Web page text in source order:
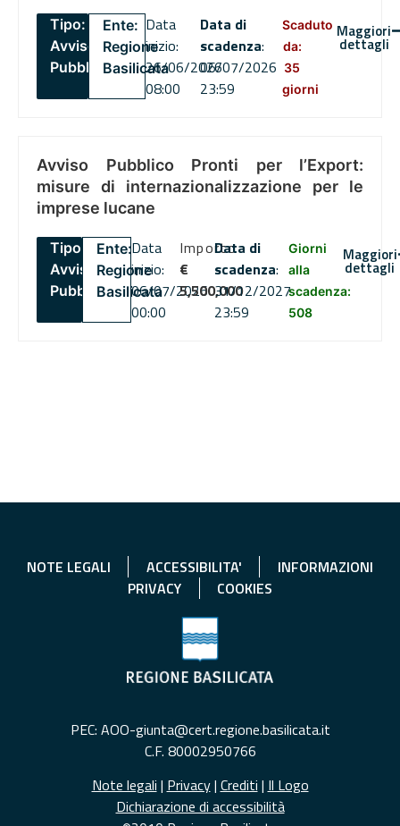
Tipo:
Avviso
Pubblico
Ente:
Regione
Basilicata
Data
inizio:
26/06/2026
08:00
Data di
scadenza:
06/07/2026
23:59
Scaduto
da:
35
giorni
Maggiori
dettagli
Avviso Pubblico Pronti per l’Export:
misure di internazionalizzazione per le
imprese lucane
Tipo:
Avviso
Pubblico
Ente:
Regione
Basilicata
Data
inizio:
06/07/2026
00:00
Importo
€
5,500,000
Data di
scadenza:
31/12/2027
23:59
Giorni
alla
scadenza:
508
Maggiori
dettagli
NOTE LEGALI ACCESSIBILITA'
INFORMAZIONI
PRIVACY
COOKIES
PEC: AOO-giunta@cert.regione.basilicata.it
C.F. 80002950766
Note legali | Privacy| Crediti | Il Logo
Dichiarazione di accessibilità